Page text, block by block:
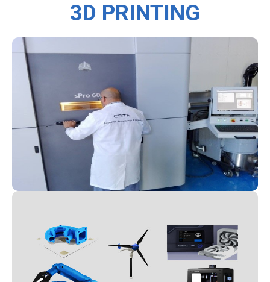
3D PRINTING
SLS-Selective laser Sintering
FDM-impression par dépôt
de matière